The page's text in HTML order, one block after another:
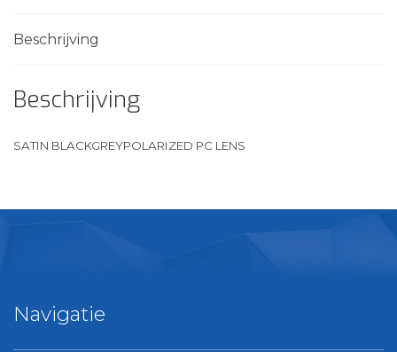
Beschrijving
Beschrijving
SATIN BLACKGREYPOLARIZED PC LENS
Navigatie